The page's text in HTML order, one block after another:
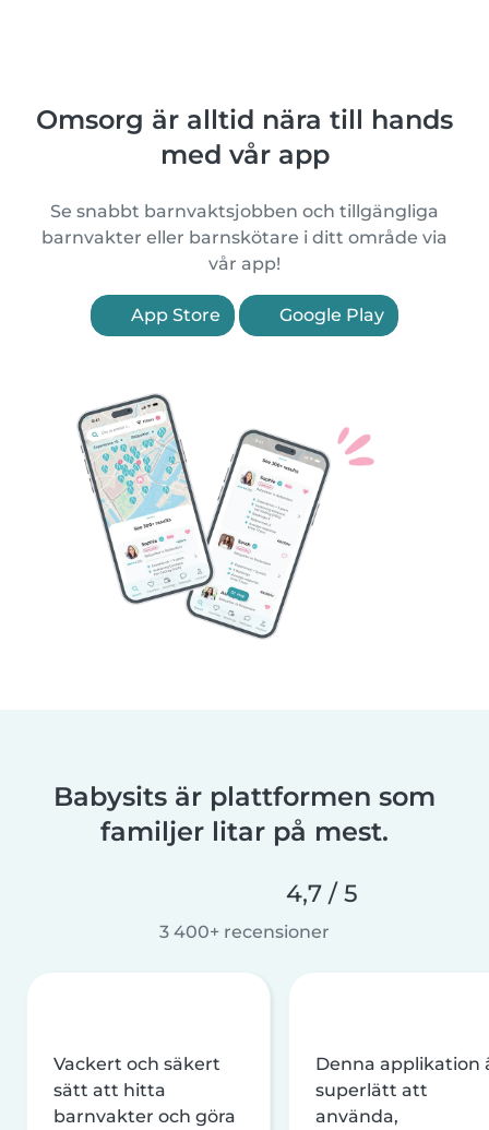
Omsorg är alltid nära till hands
med vår app
Se snabbt barnvaktsjobben och tillgängliga
barnvakter eller barnskötare i ditt område via
vår app!
App Store Google Play
Babysits är plattformen som
familjer litar på mest.
4,7 / 5
3 400+ recensioner
Vackert och säkert
sätt att hitta
barnvakter och göra
Denna applikation
superlätt att
använda,